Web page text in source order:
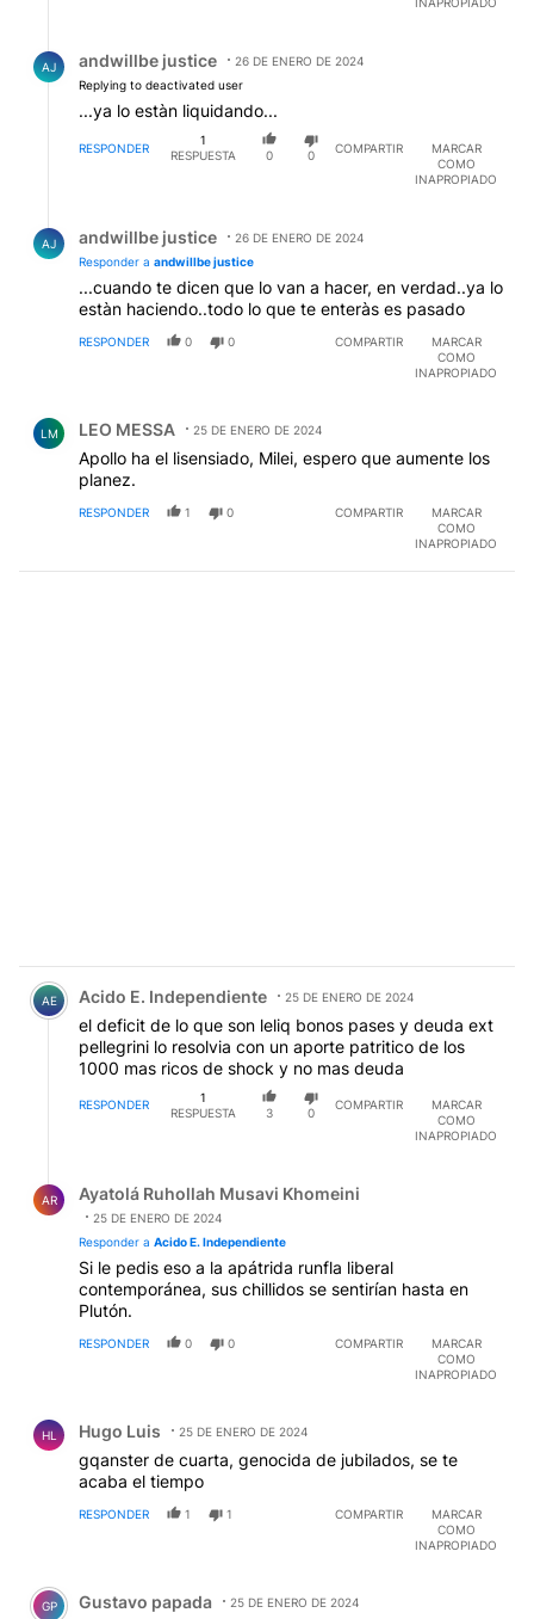
AJ andwillbe justice
26 DE ENERO DE 2024
Replying to deactivated user
...ya lo estàn liquidando...
RESPONDER
1
RESPUESTA
0 0
COMPARTIR
MARCAR
COMO
INAPROPIADO
AJ andwillbe justice
26 DE ENERO DE 2024
Responder a andwillbe justice
...cuando te dicen que lo van a hacer, en verdad..ya lo
estàn haciendo..todo lo que te enteràs es pasado
RESPONDER 0 0 COMPARTIR
MARCAR
COMO
INAPROPIADO
LM LEO MESSA 25 DE ENERO DE 2024
Apollo ha el lisensiado, Milei, espero que aumente los
planez.
RESPONDER 1 0 COMPARTIR
MARCAR
COMO
INAPROPIADO
Comentario de Acido E. Independiente.
AE Acido E. Independiente 25 DE ENERO DE 2024
el deficit de lo que son leliq bonos pases y deuda ext
pellegrini lo resolvia con un aporte patritico de los
1000 mas ricos de shock y no mas deuda
RESPONDER
1
RESPUESTA
3 0
COMPARTIR
MARCAR
COMO
INAPROPIADO
AR Ayatolá Ruhollah Musavi Khomeini
25 DE ENERO DE 2024
Responder a Acido E. Independiente
Si le pedis eso a la apátrida runfla liberal
contemporánea, sus chillidos se sentirían hasta en
Plutón.
RESPONDER 0 0 COMPARTIR
MARCAR
COMO
INAPROPIADO
HL Hugo Luis 25 DE ENERO DE 2024
gqanster de cuarta, genocida de jubilados, se te
acaba el tiempo
RESPONDER 1 1 COMPARTIR
MARCAR
COMO
INAPROPIADO
Comentario de Gustavo papada.
GP Gustavo papada 25 DE ENERO DE 2024